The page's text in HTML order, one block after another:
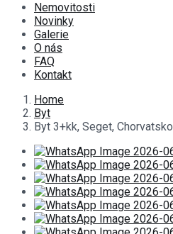
Nemovitosti
Novinky
Galerie
O nás
FAQ
Kontakt
Home
Byt
Byt 3+kk, Seget, Chorvatsko